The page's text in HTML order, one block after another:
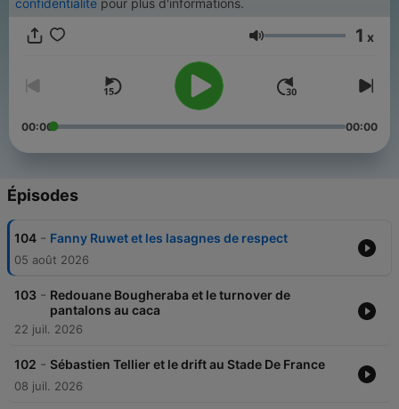
confidentialite pour plus d'informations.
Volume 1 x
00:00 00:00
Épisodes
104 - Fanny Ruwet et les lasagnes de respect
05 août 2026
103 - Redouane Bougheraba et le turnover de
pantalons au caca
22 juil. 2026
102 - Sébastien Tellier et le drift au Stade De France
08 juil. 2026